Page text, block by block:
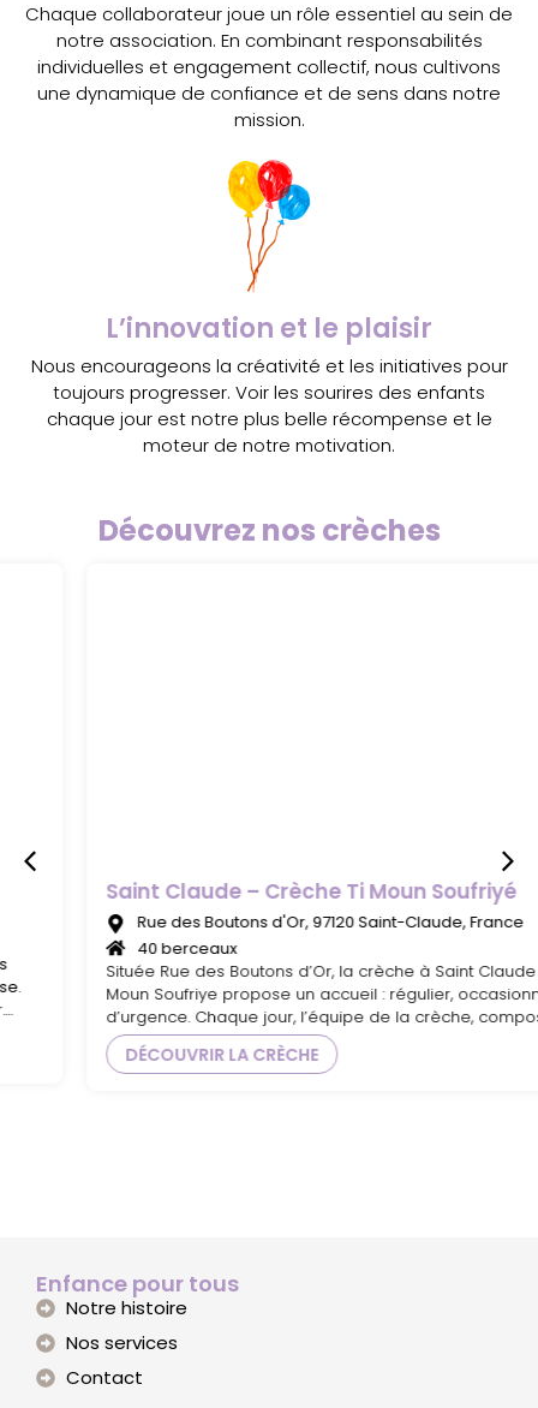
Chaque collaborateur joue un rôle essentiel au sein de
notre association. En combinant responsabilités
individuelles et engagement collectif, nous cultivons
une dynamique de confiance et de sens dans notre
mission.
L’innovation et le plaisir
Nous encourageons la créativité et les initiatives pour
toujours progresser. Voir les sourires des enfants
chaque jour est notre plus belle récompense et le
moteur de notre motivation.
Découvrez nos crèches
Saint Claude – Crèche Ti Moun Soufriyé
Rue des Boutons d'Or, 97120 Saint-Claude, France
40 berceaux
Située Rue des Boutons d’Or, la crèche à Saint Claude Ti
Moun Soufriye propose un accueil : régulier, occasionnel et
d’urgence. Chaque jour, l’équipe de la crèche, composée
de professionnels diplômés, accueille 40 enfants âgés de
10 semaines à 5 ans. Animée par une douceur et une
DÉCOUVRIR LA CRÈCHE
Enfance pour tous
Notre histoire
Nos services
Contact